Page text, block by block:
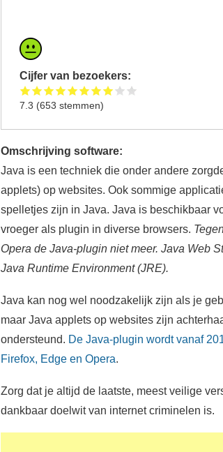
Cijfer van bezoekers:
7.3 (653 stemmen)
Omschrijving software:
Java is een techniek die onder andere
applets) op websites. Ook sommige
spelletjes zijn in Java. Java is beschikbaar
vroeger als plugin in diverse browsers.
Opera de Java-plugin niet meer. Java Web
Java Runtime Environment (JRE).
Java kan nog wel noodzakelijk zijn als je
maar Java applets op websites zijn
ondersteund. De Java-plugin wordt vanaf
Firefox, Edge en Opera.
Zorg dat je altijd de laatste, meest veilige
dankbaar doelwit van internet criminelen is.